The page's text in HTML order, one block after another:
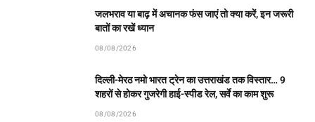
जलभराव या बाढ़ में अचानक फंस जाएं तो क्या करें, इन जरूरी
बातों का रखें ध्यान
08/08/2026
दिल्ली-मेरठ नमो भारत ट्रेन का उत्तराखंड तक विस्तार… 9
शहरों से होकर गुजरेगी हाई-स्पीड रेल, सर्वे का काम शुरू
08/08/2026